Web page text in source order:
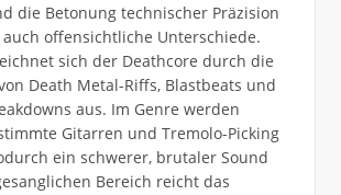
die Betonung technischer Präzision
offensichtliche Unterschiede.
sich der Deathcore durch die
Death Metal-Riffs, Blastbeats und
aus. Im Genre werden
Gitarren und Tremolo-Picking
ein schwerer, brutaler Sound
Bereich reicht das